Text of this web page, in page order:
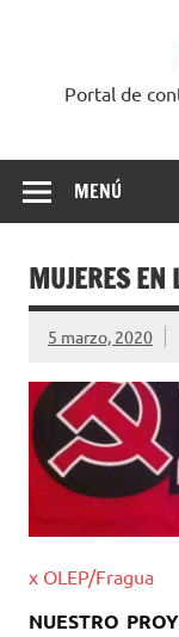
Portal de
MENÚ
MUJERES EN
5 marzo, 2020
x OLEP/Fragua
NUESTRO